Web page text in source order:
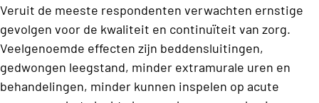
Veruit de meeste respondenten verwachten ernstige
gevolgen voor de kwaliteit en continuïteit van zorg.
Veelgenoemde effecten zijn beddensluitingen,
gedwongen leegstand, minder extramurale uren en
behandelingen, minder kunnen inspelen op acute